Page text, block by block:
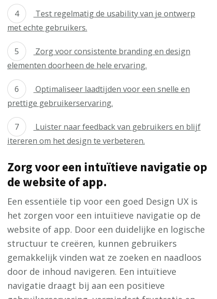
Test regelmatig de usability van je ontwerp
met echte gebruikers.
Zorg voor consistente branding en design
elementen doorheen de hele ervaring.
Optimaliseer laadtijden voor een snelle en
prettige gebruikerservaring.
Luister naar feedback van gebruikers en blijf
itereren om het design te verbeteren.
Zorg voor een intuïtieve navigatie op
de website of app.
Een essentiële tip voor een goed Design UX is
het zorgen voor een intuïtieve navigatie op de
website of app. Door een duidelijke en logische
structuur te creëren, kunnen gebruikers
gemakkelijk vinden wat ze zoeken en naadloos
door de inhoud navigeren. Een intuïtieve
navigatie draagt bij aan een positieve